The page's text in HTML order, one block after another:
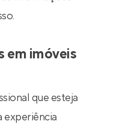
em imóveis
que esteja
experiência